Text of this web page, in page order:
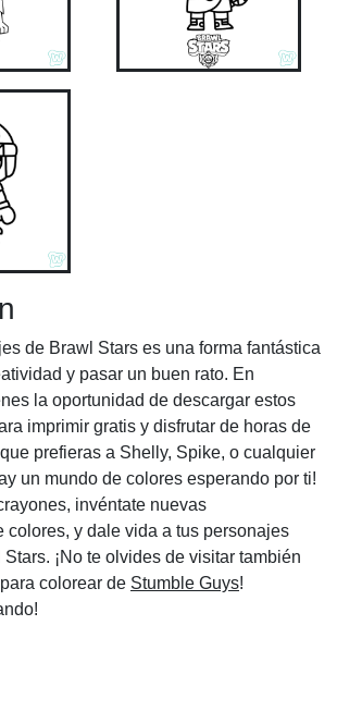
de Brawl Stars es una forma fantástica
y pasar un buen rato. En
la oportunidad de descargar estos
imprimir gratis y disfrutar de horas de
prefieras a Shelly, Spike, o cualquier
un mundo de colores esperando por ti!
invéntate nuevas
colores, y dale vida a tus personajes
¡No te olvides de visitar también
colorear de Stumble Guys!